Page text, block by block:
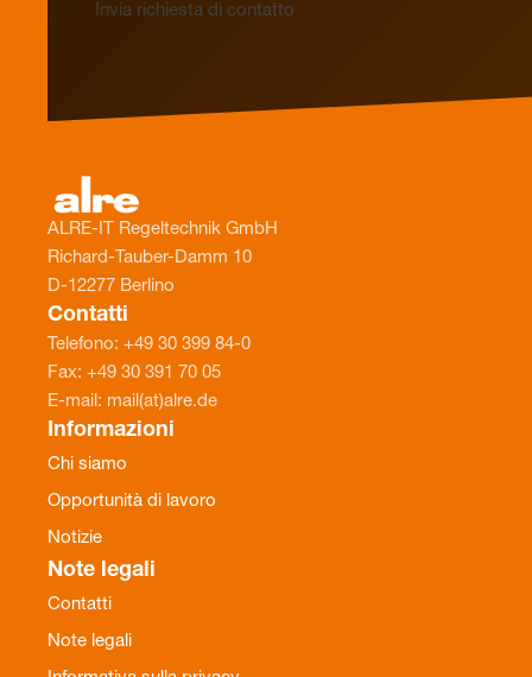
Invia richiesta di contatto
ALRE-IT Regeltechnik GmbH
Richard-Tauber-Damm 10
D-12277 Berlino
Contatti
Telefono: +49 30 399 84-0
Fax: +49 30 391 70 05
E-mail: mail(at)alre.de
Informazioni
Chi siamo
Opportunità di lavoro
Notizie
Note legali
Contatti
Note legali